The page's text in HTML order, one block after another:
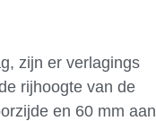
zijn er verlagings
rijhoogte van de
en 60 mm aan